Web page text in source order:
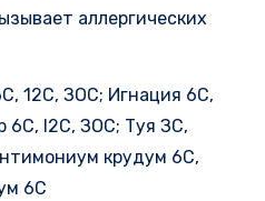
аллергических
12С, ЗОС; Игнация 6С,
6С, I2C, ЗОС; Туя ЗС,
крудум 6С,
6С